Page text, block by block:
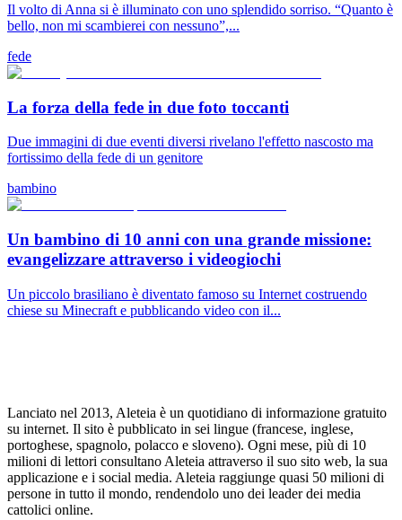
Il volto di Anna si è illuminato con uno splendido sorriso. “Quanto è
bello, non mi scambierei con nessuno”,...
fede
La forza della fede in due foto toccanti
Due immagini di due eventi diversi rivelano l'effetto nascosto ma
fortissimo della fede di un genitore
bambino
Un bambino di 10 anni con una grande missione:
evangelizzare attraverso i videogiochi
Un piccolo brasiliano è diventato famoso su Internet costruendo
chiese su Minecraft e pubblicando video con il...
Lanciato nel 2013, Aleteia è un quotidiano di informazione gratuito
su internet. Il sito è pubblicato in sei lingue (francese, inglese,
portoghese, spagnolo, polacco e sloveno). Ogni mese, più di 10
milioni di lettori consultano Aleteia attraverso il suo sito web, la sua
applicazione e i social media. Aleteia raggiunge quasi 50 milioni di
persone in tutto il mondo, rendendolo uno dei leader dei media
cattolici online.